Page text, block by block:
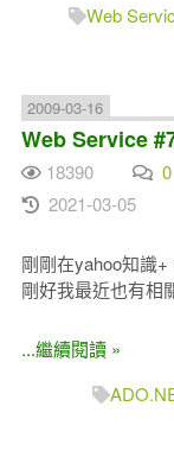
Web
2009-03-16
Web Service
18390 0
2021-03-05
剛剛在yahoo知識
剛好我最近也有相
...繼續閱讀 »